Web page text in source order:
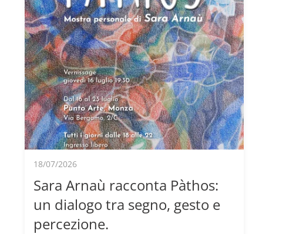
18/07/2026
Sara Arnaù racconta Pàthos:
un dialogo tra segno, gesto e
percezione.